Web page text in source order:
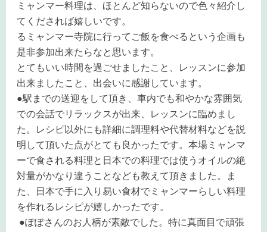
ミャンマー料理は、ほとんど知らないので色々紹介し
てくだされば嬉しいです。
るミャンマー寺院に行ってご飯を食べるという企画も
是非参加出来たらなと思います。
とてもいい時間を過ごせましたこと、レッスンに参加
出来ましたこと、出会いに感謝しています。
●駅までの送迎をして頂き、車内でも和やかな雰囲気
での会話でリラックスが出来、レッスンに臨めまし
た。レシピ以外にも詳細に調理料や代替材料などを説
明して頂いた点がとても良かったです。本場ミャンマ
ーで食される料理と日本での料理では使うオイルの絶
対量がかなり違うことなども教えて頂きました。ま
た、日本で手に入り易い食材でミャンマーらしい料理
を作れるレシピが嬉しかったです。
●ぽぽさんのお人柄が素敵でした。特に真面目で頑張